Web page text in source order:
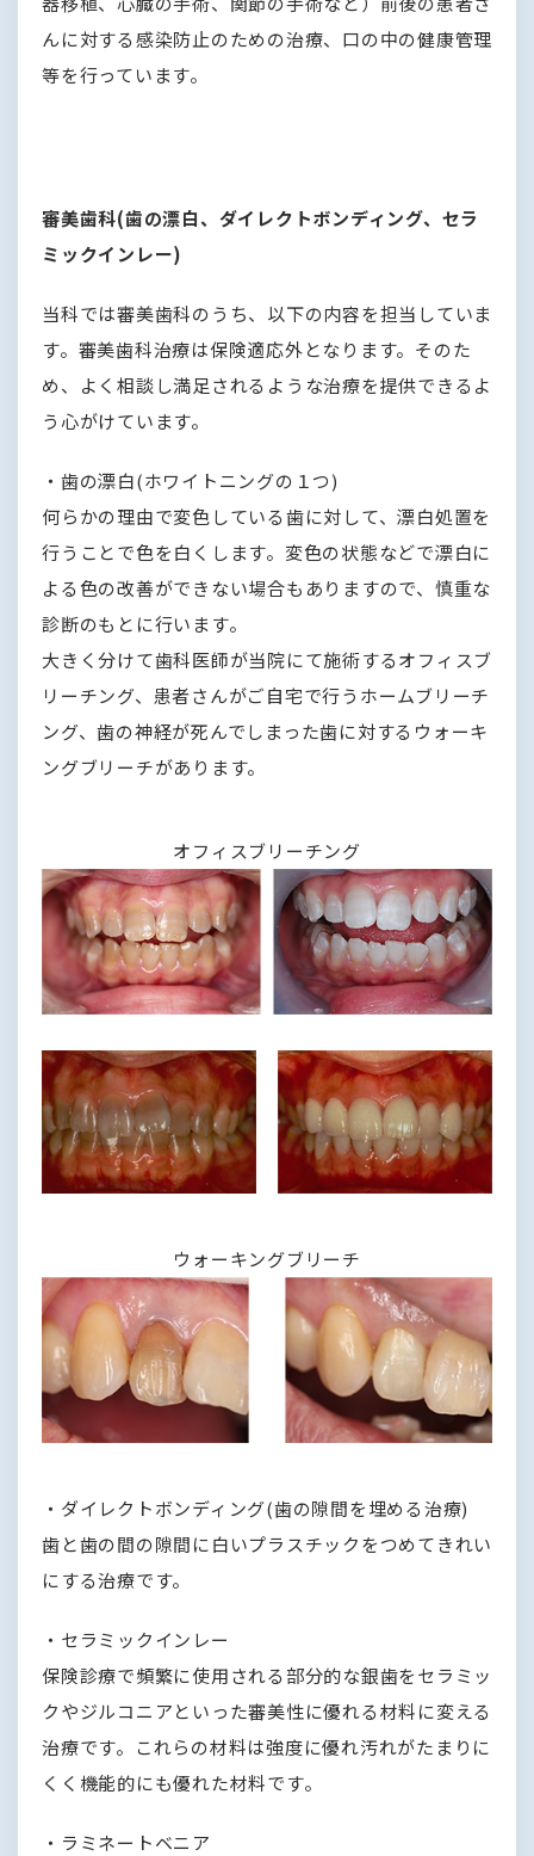
んに対する感染防止のための治療、口の中の健康管理
等を行っています。
審美歯科(歯の漂白、ダイレクトボンディング、セラ
ミックインレー)
当科では審美歯科のうち、以下の内容を担当していま
す。審美歯科治療は保険適応外となります。そのた
め、よく相談し満足されるような治療を提供できるよ
う心がけています。
・歯の漂白(ホワイトニングの１つ)
何らかの理由で変色している歯に対して、漂白処置を
行うことで色を白くします。変色の状態などで漂白に
よる色の改善ができない場合もありますので、慎重な
診断のもとに行います。
大きく分けて歯科医師が当院にて施術するオフィスブ
リーチング、患者さんがご自宅で行うホームブリーチ
ング、歯の神経が死んでしまった歯に対するウォーキ
ングブリーチがあります。
オフィスブリーチング
ウォーキングブリーチ
・ダイレクトボンディング(歯の隙間を埋める治療)
歯と歯の間の隙間に白いプラスチックをつめてきれい
にする治療です。
・セラミックインレー
保険診療で頻繁に使用される部分的な銀歯をセラミッ
クやジルコニアといった審美性に優れる材料に変える
治療です。これらの材料は強度に優れ汚れがたまりに
くく機能的にも優れた材料です。
・ラミネートベニア